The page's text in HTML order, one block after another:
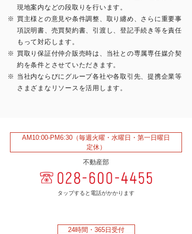
現地案内などの段取りを行います。
買主様との意見や条件調整、取り纏め、さらに重要事
項説明書、売買契約書、引渡し、登記手続き等を責任
もって対応します。
買取り保証付仲介販売時は、当社との専属専任媒介契
約を条件とさせていただきます。
当社内ならびにグループ各社や各取引先、提携企業等
さまざまなリソースを活用します。
AM10:00-PM6:30 （毎週火曜・水曜日・第一日曜日
定休）
不動産部
タップすると電話がかかります
24時間・ 365日受付